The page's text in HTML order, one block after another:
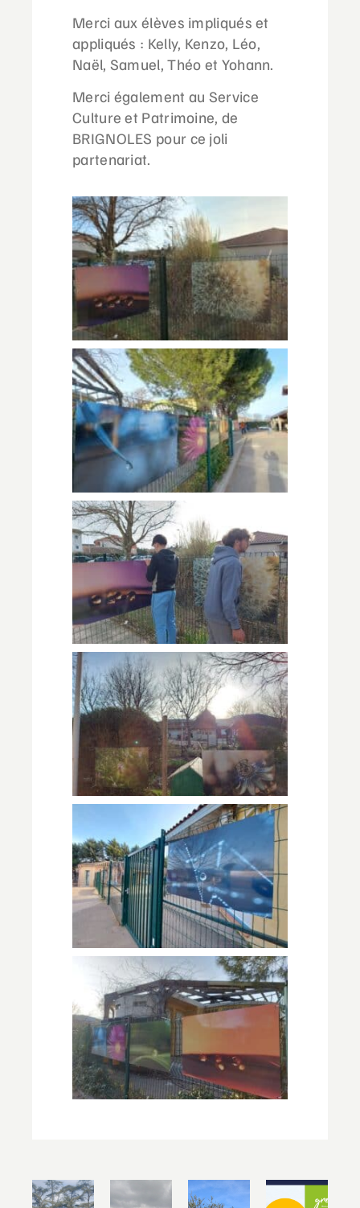
Merci aux élèves impliqués et
appliqués : Kelly, Kenzo, Léo,
Naël, Samuel, Théo et Yohann.
Merci également au Service
Culture et Patrimoine, de
BRIGNOLES pour ce joli
partenariat.